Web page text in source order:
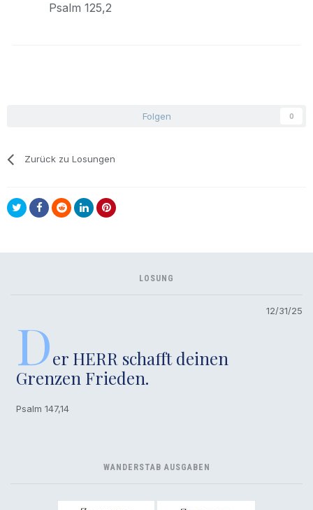
Psalm 125,2
Folgen 0
Zurück zu Losungen
LOSUNG
12/31/25
Der HERR schafft deinen
Grenzen Frieden.
Psalm 147,14
WANDERSTAB AUSGABEN